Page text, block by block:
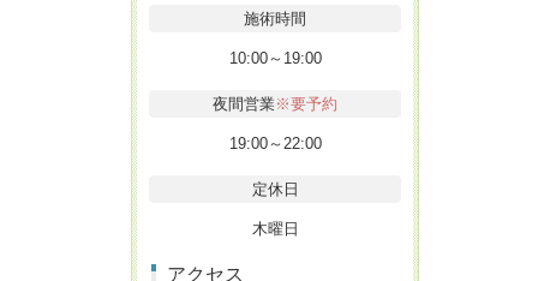
施術時間
10:00～19:00
夜間営業 ※要予約
19:00～22:00
定休日
木曜日
アクセス